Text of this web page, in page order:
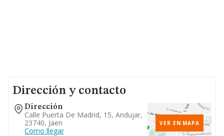
Dirección y contacto
Dirección
Calle Puerta De Madrid, 15, Andujar,
23740, Jaen
Como llegar
VER EN MAPA